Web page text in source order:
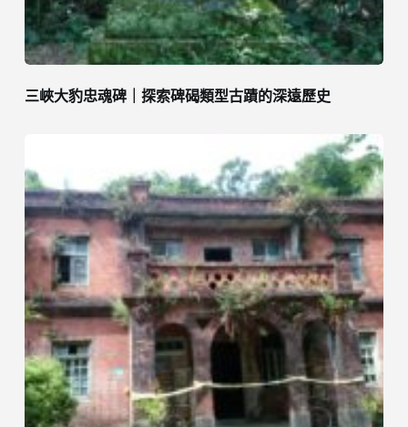
三峽大豹忠魂碑｜探索碑碣類型古蹟的深遠歷史